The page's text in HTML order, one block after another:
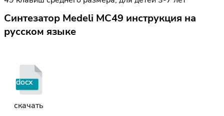
Синтезатор Medeli MC49 инструкция на
русском языке
docx
скачать